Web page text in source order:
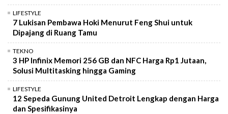
LIFESTYLE
7 Lukisan Pembawa Hoki Menurut Feng Shui untuk
Dipajang di Ruang Tamu
TEKNO
3 HP Infinix Memori 256 GB dan NFC Harga Rp1 Jutaan,
Solusi Multitasking hingga Gaming
LIFESTYLE
12 Sepeda Gunung United Detroit Lengkap dengan Harga
dan Spesifikasinya